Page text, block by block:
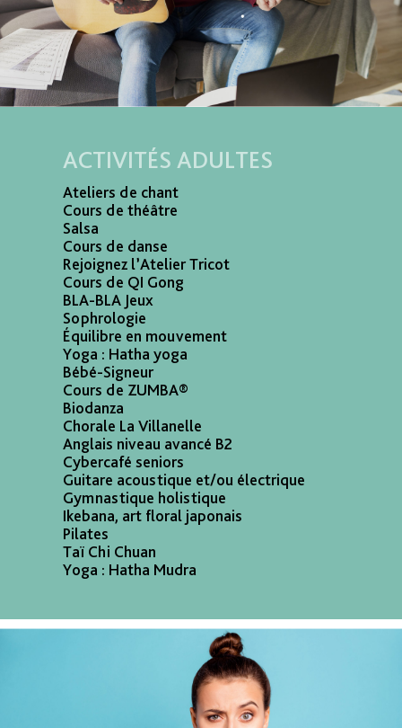
ACTIVITÉS ADULTES
Ateliers de chant
Cours de théâtre
Salsa
Cours de danse
Rejoignez l’Atelier Tricot
Cours de QI Gong
BLA-BLA Jeux
Sophrologie
Équilibre en mouvement
Yoga : Hatha yoga
Bébé-Signeur
Cours de ZUMBA®
Biodanza
Chorale La Villanelle
Anglais niveau avancé B2
Cybercafé seniors
Guitare acoustique et/ou électrique
Gymnastique holistique
Ikebana, art floral japonais
Pilates
Taï Chi Chuan
Yoga : Hatha Mudra